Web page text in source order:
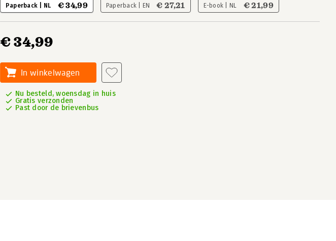
Paperback | NL € 34,99 Paperback | EN € 27,21 E-book | NL € 21,99
€ 34,99
In winkelwagen
Nu besteld, woensdag in huis
Gratis verzonden
Past door de brievenbus